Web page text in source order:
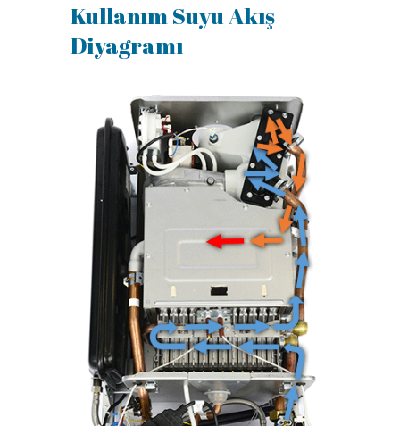
Kullanım Suyu Akış
Diyagramı